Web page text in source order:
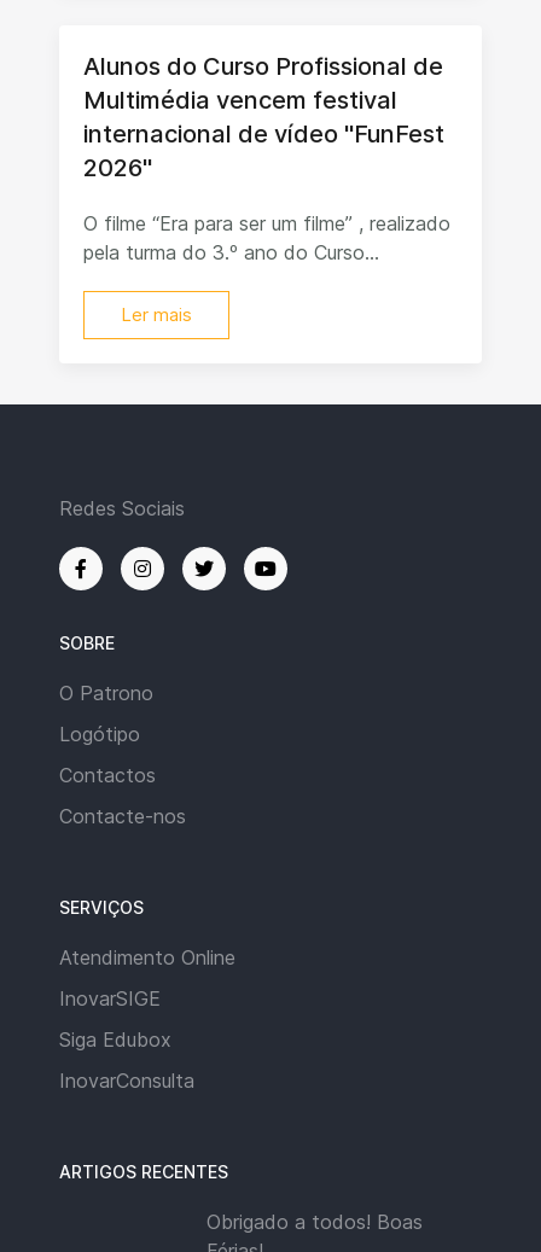
Alunos do Curso Profissional de
Multimédia vencem festival
internacional de vídeo "FunFest
2026"
O filme “Era para ser um filme” , realizado
pela turma do 3.º ano do Curso...
Ler mais
Redes Sociais
SOBRE
O Patrono
Logótipo
Contactos
Contacte-nos
SERVIÇOS
Atendimento Online
InovarSIGE
Siga Edubox
InovarConsulta
ARTIGOS RECENTES
Obrigado a todos! Boas